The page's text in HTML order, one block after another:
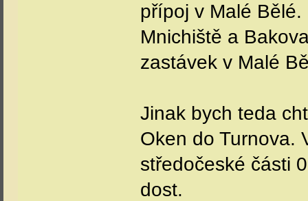
přípoj v Malé
Mnichiště a
zastávek v Malé
Jinak bych teda
Oken do Turnova.
středočeské části
dost.